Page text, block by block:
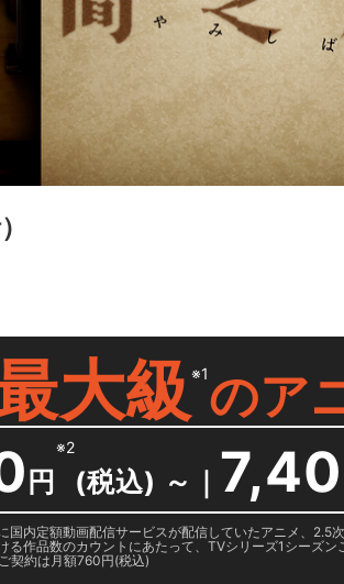
大級 ※1のア
円
※2
(税込) ～ ｜
国内定額動画配信サービスが配信していたアニメ、2.5
る作品数のカウントにあたって、TVシリーズ1シーズン
契約は月額760円(税込)